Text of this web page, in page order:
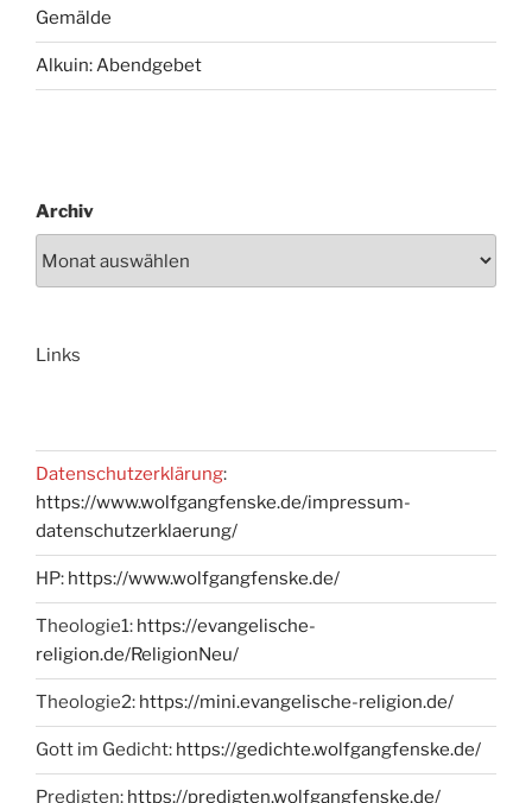
Gemälde
Alkuin: Abendgebet
Archiv
Links
Datenschutzerklärung:
https://www.wolfgangfenske.de/impressum-
datenschutzerklaerung/
HP: https://www.wolfgangfenske.de/
Theologie1: https://evangelische-
religion.de/ReligionNeu/
Theologie2: https://mini.evangelische-religion.de/
Gott im Gedicht: https://gedichte.wolfgangfenske.de/
Predigten: https://predigten.wolfgangfenske.de/